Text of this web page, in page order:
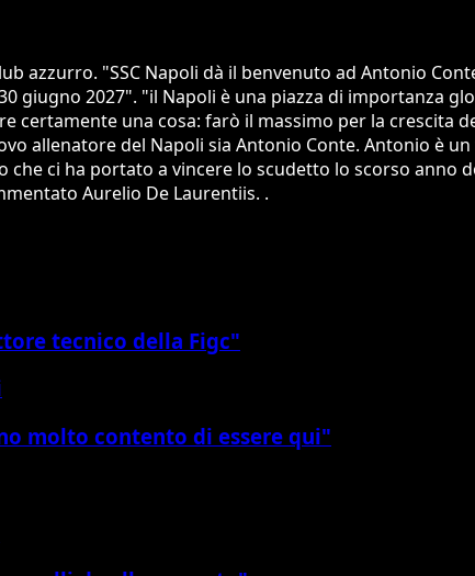
azzurro. "SSC Napoli dà il benvenuto ad Antonio
giugno 2027". "il Napoli è una piazza di importanza
certamente una cosa: farò il massimo per la crescita
allenatore del Napoli sia Antonio Conte. Antonio è
ci ha portato a vincere lo scudetto lo scorso anno
Aurelio De Laurentiis. .
tecnico della Figc"
molto contento di essere qui"